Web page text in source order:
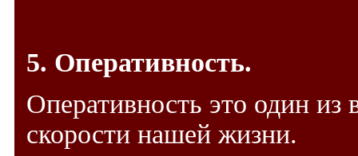
5. Оперативность.
Оперативность это один
скорости нашей жизни.